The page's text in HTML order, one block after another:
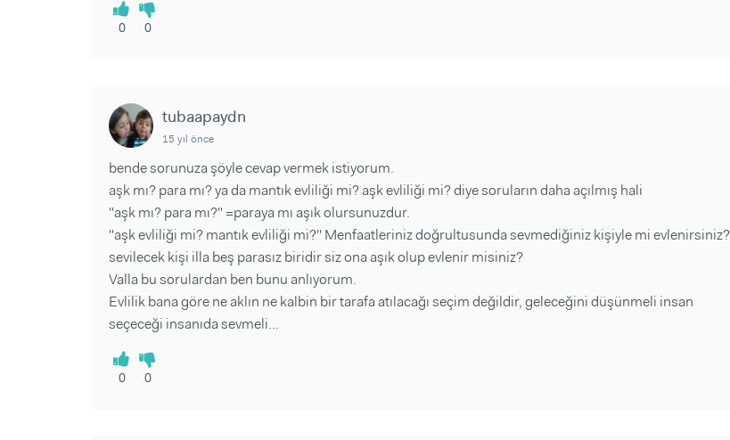
0 0
tubaapaydn
15 yıl önce
bende sorunuza şöyle cevap vermek istiyorum.
aşk mı? para mı? ya da mantık evliliği mi? aşk evliliği mi? diye soruların daha açılmış hali
"aşk mı? para mı?" =paraya mı aşık olursunuzdur.
"aşk evliliği mi? mantık evliliği mi?" Menfaatleriniz doğrultusunda sevmediğiniz kişiyle mi evlenirsiniz?
sevilecek kişi illa beş parasız biridir siz ona aşık olup evlenir misiniz?
Valla bu sorulardan ben bunu anlıyorum.
Evlilik bana göre ne aklın ne kalbin bir tarafa atılacağı seçim değildir, geleceğini düşünmeli insan
seçeceği insanıda sevmeli...
0 0